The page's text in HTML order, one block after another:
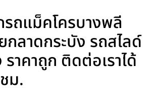
ถแม็คโครบางพลี
กลาดกระบัง รถสไลด์
าคาถูก ติดต่อเราได้
ม.